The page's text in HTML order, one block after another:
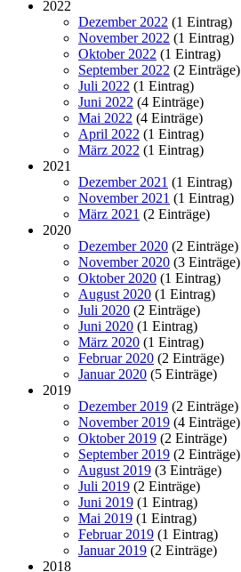
2022
Dezember 2022 (1 Eintrag)
November 2022 (1 Eintrag)
Oktober 2022 (1 Eintrag)
September 2022 (2 Einträge)
Juli 2022 (1 Eintrag)
Juni 2022 (4 Einträge)
Mai 2022 (4 Einträge)
April 2022 (1 Eintrag)
März 2022 (1 Eintrag)
2021
Dezember 2021 (1 Eintrag)
November 2021 (1 Eintrag)
März 2021 (2 Einträge)
2020
Dezember 2020 (2 Einträge)
November 2020 (3 Einträge)
Oktober 2020 (1 Eintrag)
August 2020 (1 Eintrag)
Juli 2020 (2 Einträge)
Juni 2020 (1 Eintrag)
März 2020 (1 Eintrag)
Februar 2020 (2 Einträge)
Januar 2020 (5 Einträge)
2019
Dezember 2019 (2 Einträge)
November 2019 (4 Einträge)
Oktober 2019 (2 Einträge)
September 2019 (2 Einträge)
August 2019 (3 Einträge)
Juli 2019 (2 Einträge)
Juni 2019 (1 Eintrag)
Mai 2019 (1 Eintrag)
Februar 2019 (1 Eintrag)
Januar 2019 (2 Einträge)
2018